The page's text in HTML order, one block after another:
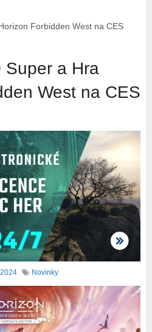
Forbidden West na CES
Super a Hra
West na CES
Novinky